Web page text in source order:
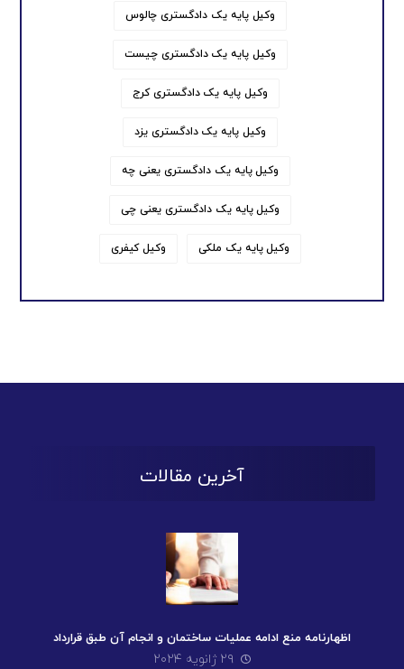
وکیل پایه یک دادگستری چالوس
وکیل پایه یک دادگستری چیست
وکیل پایه یک دادگستری کرج
وکیل پایه یک دادگستری یزد
وکیل پایه یک دادگستری یعنی چه
وکیل پایه یک دادگستری یعنی چی
وکیل پایه یک ملکی وکیل کیفری
آخرین مقالات
اظهارنامه منع ادامه عملیات ساختمان و انجام آن طبق قرارداد
۲۹ ژانویه ۲۰۲۴